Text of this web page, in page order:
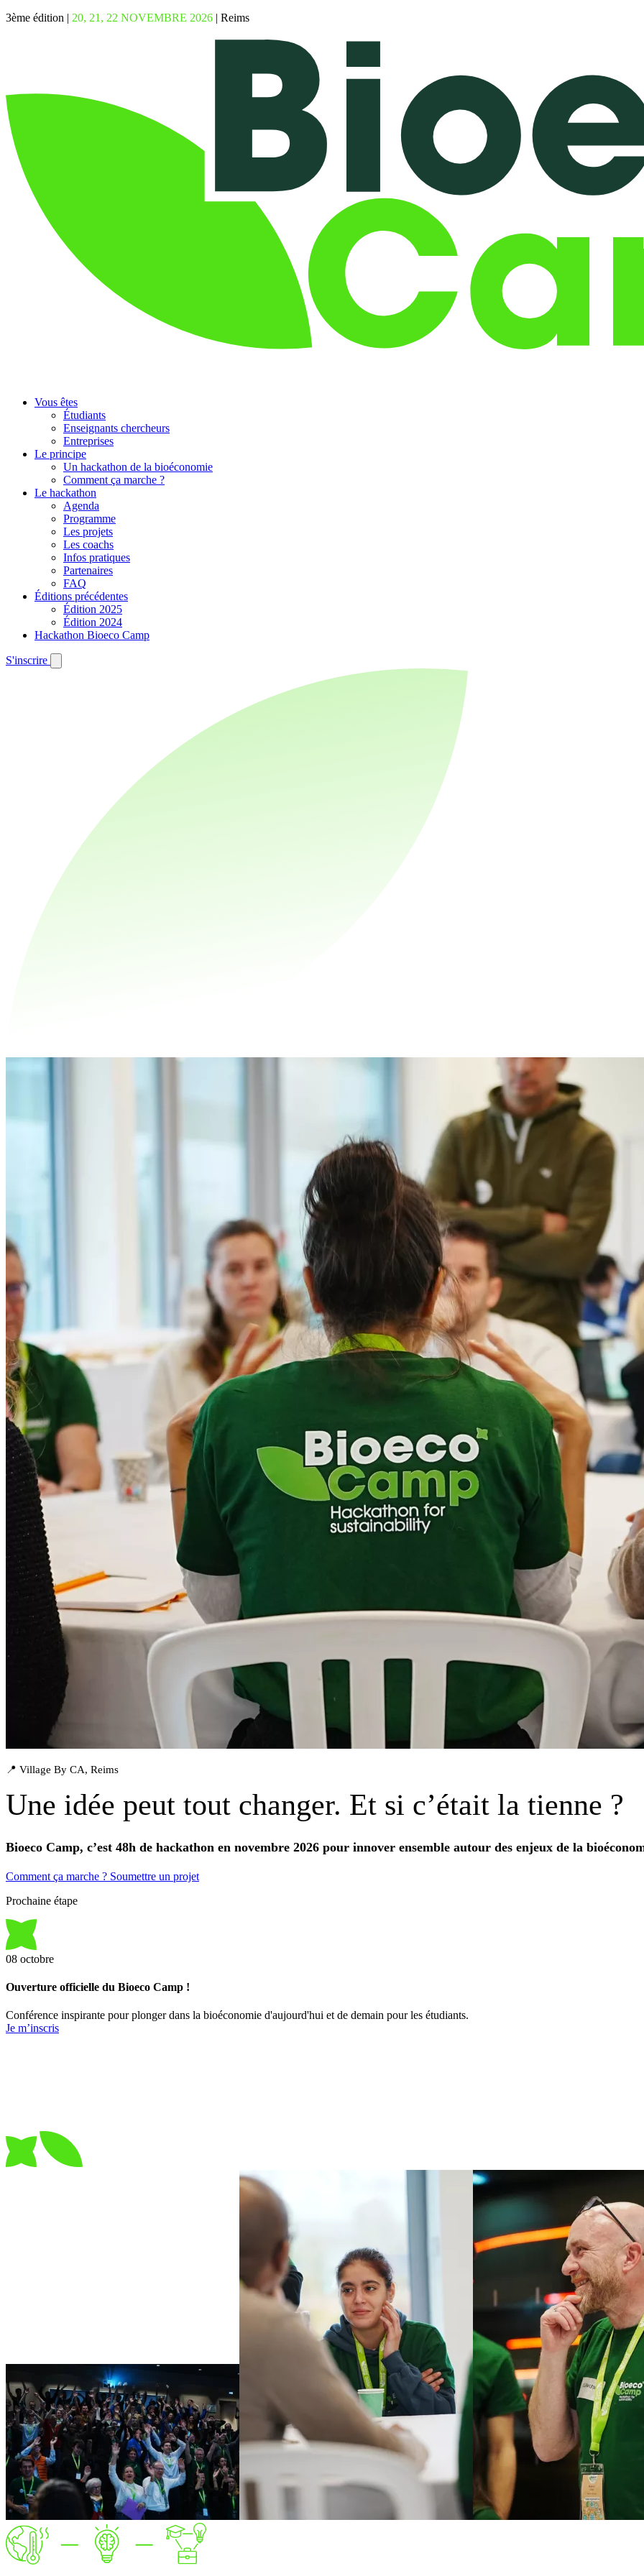
3ème édition | 20, 21, 22 NOVEMBRE 2026 | Reims
Vous êtes
Étudiants
Enseignants chercheurs
Entreprises
Le principe
Un hackathon de la bioéconomie
Comment ça marche ?
Le hackathon
Agenda
Programme
Les projets
Les coachs
Infos pratiques
Partenaires
FAQ
Éditions précédentes
Édition 2025
Édition 2024
Hackathon Bioeco Camp
S'inscrire
📍 Village By CA, Reims
Une idée peut tout changer. Et si c’était la tienne ?
Bioeco Camp, c’est 48h de hackathon en novembre 2026 pour innover ensemble autour des enjeux de la
Comment ça marche ? Soumettre un projet
Prochaine étape
08 octobre
Ouverture officielle du Bioeco Camp !
Conférence inspirante pour plonger dans la bioéconomie d'aujourd'hui et de demain pour les étudiants.
Je m’inscris